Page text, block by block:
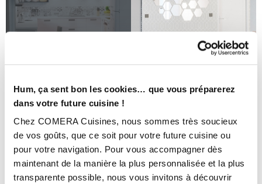
Hum, ça sent bon les cookies… que vous préparerez
dans votre future cuisine !
Chez COMERA Cuisines, nous sommes très soucieux
de vos goûts, que ce soit pour votre future cuisine ou
pour votre navigation. Pour vous accompagner dès
maintenant de la manière la plus personnalisée et la plus
transparente possible, nous vous invitons à découvrir